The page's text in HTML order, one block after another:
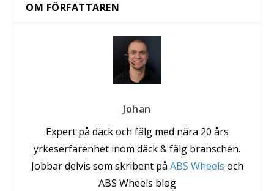
OM FÖRFATTAREN
Johan
Expert på däck och fälg med nära 20 års
yrkeserfarenhet inom däck & fälg branschen.
Jobbar delvis som skribent på ABS Wheels och
ABS Wheels blog